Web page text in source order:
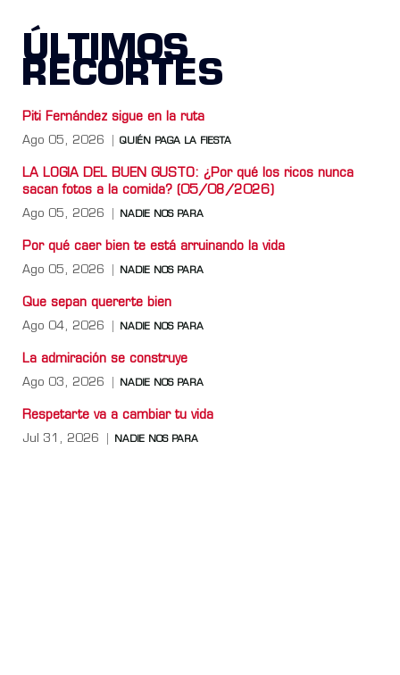
ÚLTIMOS
RECORTES
Piti Fernández sigue en la ruta
Ago 05, 2026 QUIÉN PAGA LA FIESTA
LA LOGIA DEL BUEN GUSTO: ¿Por qué los ricos nunca
sacan fotos a la comida? (05/08/2026)
Ago 05, 2026 NADIE NOS PARA
Por qué caer bien te está arruinando la vida
Ago 05, 2026 NADIE NOS PARA
Que sepan quererte bien
Ago 04, 2026 NADIE NOS PARA
La admiración se construye
Ago 03, 2026 NADIE NOS PARA
Respetarte va a cambiar tu vida
Jul 31, 2026 NADIE NOS PARA